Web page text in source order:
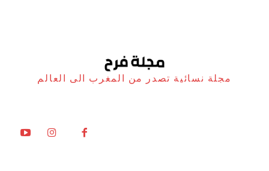
مجلة نسائية تصدر من المغرب الى العالم